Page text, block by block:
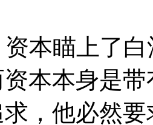
本瞄上了白
本本身是
，他必然